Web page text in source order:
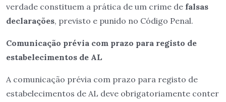
verdade constituem a prática de um crime de falsas
declarações, previsto e punido no Código Penal.
Comunicação prévia com prazo para registo de
estabelecimentos de AL
A comunicação prévia com prazo para registo de
estabelecimentos de AL deve obrigatoriamente conter